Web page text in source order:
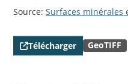
Source: Surfaces minérales
Télécharger GeoTIFF